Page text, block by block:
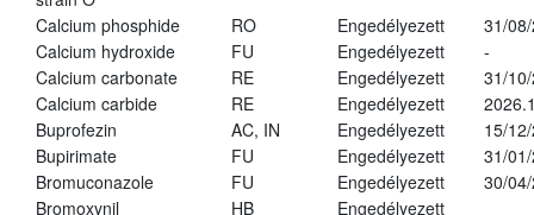
Calcium phosphide
RO Engedélyezett
31/
Calcium hydroxide
FU Engedélyezett
-
Calcium carbonate
RE Engedélyezett
31/
Calcium carbide
RE Engedélyezett
Buprofezin
AC, IN Engedélyezett
15/
Bupirimate
FU Engedélyezett
31/
Bromuconazole
FU Engedélyezett
30/
Bromoxynil
HB
Engedélyezett